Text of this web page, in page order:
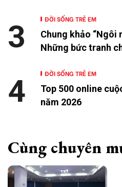
ĐỜI SỐNG TRẺ EM
Chung khảo “Ngôi
Những bức tranh
3
ĐỜI SỐNG TRẺ EM
Top 500 online
năm 2026
4
Cùng chuyên